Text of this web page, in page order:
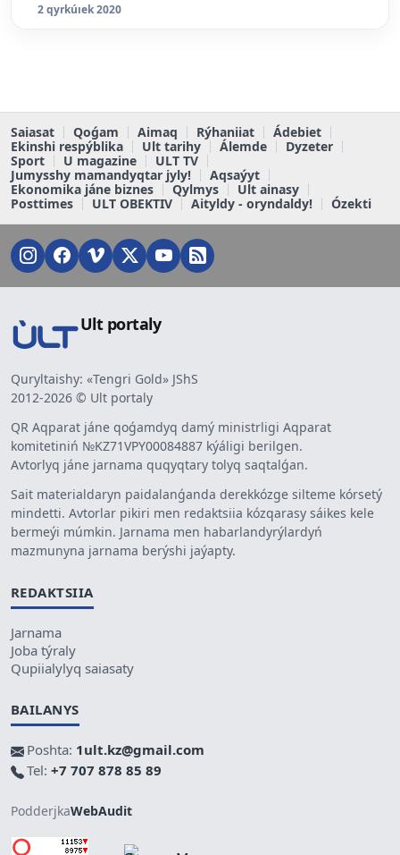
2 qyrkúıek 2020
Saiasat Qoǵam Aimaq Rýhaniiat
Ádebiet
Ekinshi respýblika
Ult tarihy Álemde
Dyzeter
Sport
U magazine
ULT TV
Jumysshy mamandyqtar jyly!
Aqsaýyt
Ekonomika jáne biznes
Qylmys
Ult ainasy
Posttimes
ULT OBEKTIV Aityldy - oryndaldy! Ózekti
Ult portaly
Quryltaishy: «Tengri Gold» JShS
2012-2026 © Ult portaly
QR Aqparat jáne qoǵamdyq damý ministrligi Aqparat
komitetiniń №KZ71VPY00084887 kýáligi berilgen.
Avtorlyq jáne jarnama quqyqtary tolyq saqtalǵan.
Sait materialdaryn paidalanǵanda derekkózge silteme kórsetý
mindetti. Avtorlar pikiri men redaktsiia kózqarasy sáikes kele
bermeýi múmkin. Jarnama men habarlandyrýlardyń
mazmunyna jarnama berýshi jaýapty.
REDAKTSIIA
Jarnama
Joba týraly
Qupiialylyq saiasaty
BAILANYS
Poshta: 1ult.kz@gmail.com
Tel: +7 707 878 85 89
PodderjkaWebAudit